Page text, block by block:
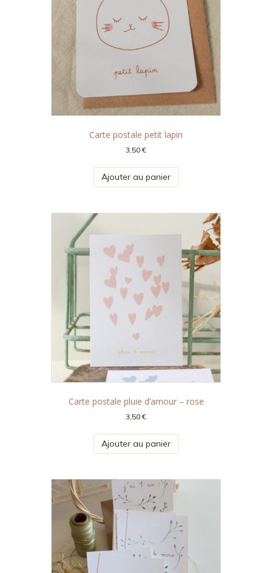
Carte postale petit lapin
3,50€
Ajouter au panier
Carte postale pluie d’amour – rose
3,50€
Ajouter au panier